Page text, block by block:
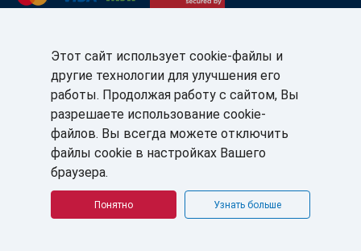
КЛИЕНТАМ:
+7 (812) 327-5141
sale@sb-sale.ru
ПАРТНЁРАМ:
+7 (812) 327-5025
partner@softbalance.ru
© ГК «СофтБаланс» 2008–2026 г. Все права защищены.
Этот сайт использует cookie-файлы и
другие технологии для улучшения его
работы. Продолжая работу с сайтом, Вы
разрешаете использование cookie-
файлов. Вы всегда можете отключить
файлы cookie в настройках Вашего
браузера.
Понятно Узнать больше